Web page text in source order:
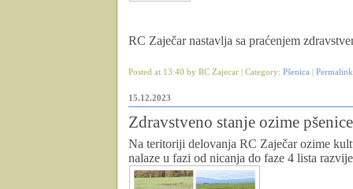
RC Zaječar nastavlja sa praćenjem
Posted at 13:40 by RC Zajecar | Category: Pšenica Permalink
15.12.2023
Zdravstveno stanje ozime
Na teritoriji delovanja RC Zaječar ozime
nalaze u fazi od nicanja do faze 4 lista